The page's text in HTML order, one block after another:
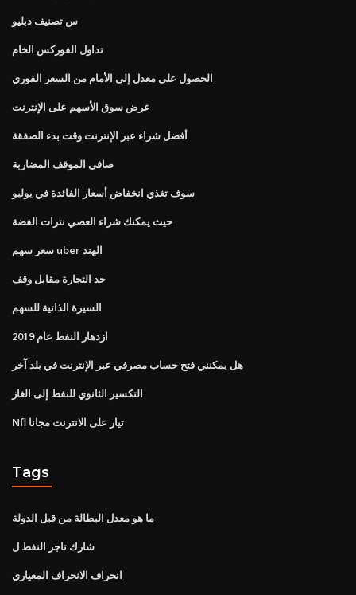
س تصنيف دبليو
تداول الفوركس الخام
الحصول على معدل إلى الأمام من السعر الفوري
عرض سوق الأسهم على الإنترنت
أفضل شراء عبر الإنترنت وقت بدء الصفقة
صافي الموقف المضاربة
سوف تغذي انخفاض أسعار الفائدة في يوليو
حيث يمكنك شراء العصي نترات الفضة
سعر سهم uber الهند
حد التجارة مقابل وقف
السيرة الذاتية للسهم
ازدهار النفط عام 2019
هل يمكنني فتح حساب مصرفي عبر الإنترنت في بلد آخر
التكسير الثانوي للنفط إلى الغاز
Nfl تيار على الانترنت مجانا
Tags
ما هو معدل البطالة من قبل الدولة
شارك تاجر النفط ل
انحراف الانحراف المعياري